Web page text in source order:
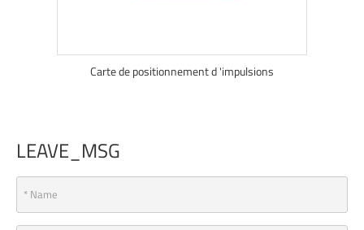
Carte de positionnement d 'impulsions
LEAVE_MSG